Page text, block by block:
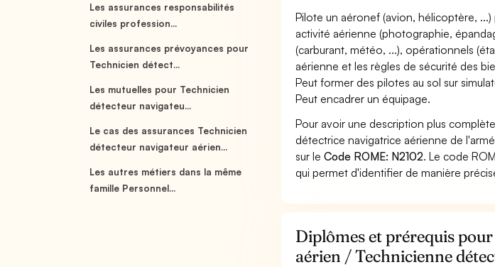
Les assurances responsabilités
civiles profession...
Les assurances prévoyances pour
Technicien détect...
Les mutuelles pour Technicien
détecteur navigateu...
Le cas des assurances Technicien
détecteur navigateur aérien...
Les autres métiers dans la même
famille Personnel...
Pilote un aéronef (avion, hélicoptère,
activité aérienne (photographie,
(carburant, météo, ...), opérationnels
aérienne et les règles de sécurité des
Peut former des pilotes au sol sur
Peut encadrer un équipage.
Pour avoir une description plus
détectrice navigatrice aérienne de
sur leCode ROME: N2102. Le code
qui permet d'identifier de manière
Diplômes et prérequis
aérien / Technicienne